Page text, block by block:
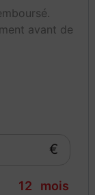
de
avant de
€
12 mois